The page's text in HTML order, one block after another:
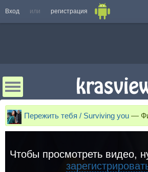
Вход или регистрация
Пережить тебя / Surviving you —
Чтобы просмотреть видео,